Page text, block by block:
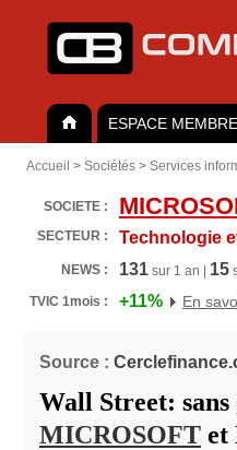
ESPACE MEMBRE
Accueil > Sociétés > Services
SOCIETE :
SECTEUR : Technologie
NEWS : 131 sur 1 an | 15
TVIC 1mois :
+11% En
Source :
Wall Street:
MICROSOFT et